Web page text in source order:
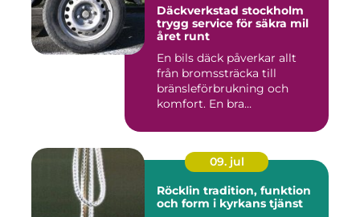
Däckverkstad stockholm
trygg service för säkra mil
året runt
En bils däck påverkar allt
från bromssträcka till
bränsleförbrukning och
komfort. En bra
09. jul
Röcklin tradition, funktion
och form i kyrkans tjänst